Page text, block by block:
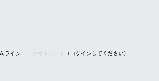
ライン アウトレット （ログインしてください）